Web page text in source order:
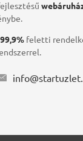
99,9% feletti